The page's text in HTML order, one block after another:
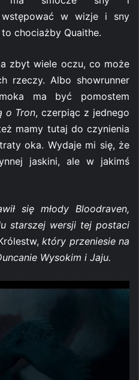
w wizje i sny
chociażby Quaithe.
zbyt wiele oczu, co może
rzeczy. Albo showrunner
ma być pomostem
o Tron, czerpiąc z jednego
mamy tutaj do czynienia
oka. Wydaje mi się, że
jaskini, ale w jakimś
się młody Bloodraven,
starszej wersji tej postaci
który przeniesie na
Wysokim i Jaju.